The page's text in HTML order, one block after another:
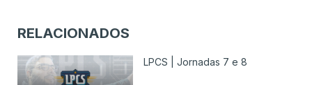
RELACIONADOS
LPCS | Jornadas 7 e 8